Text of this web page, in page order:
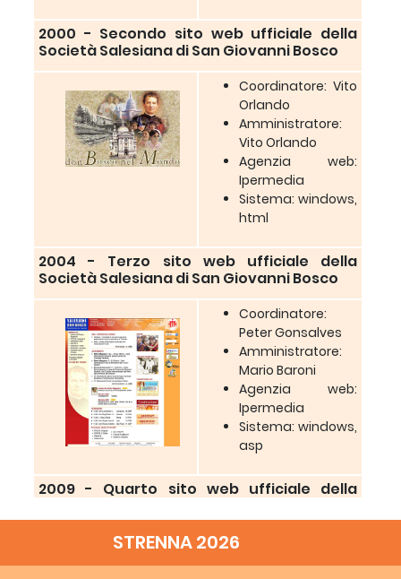
2000 - Secondo sito web ufficiale della
Società Salesiana di San Giovanni Bosco
Coordinatore: Vito
Orlando
Amministratore:
Vito Orlando
Agenzia web:
Ipermedia
Sistema: windows,
html
2004 - Terzo sito web ufficiale della
Società Salesiana di San Giovanni Bosco
Coordinatore:
Peter Gonsalves
Amministratore:
Mario Baroni
Agenzia web:
Ipermedia
Sistema: windows,
asp
2009 - Quarto sito web ufficiale della
STRENNA 2026